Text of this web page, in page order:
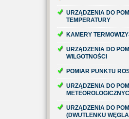
URZĄDZENIA DO
TEMPERATURY
KAMERY
URZĄDZENIA DO
WILGOTNOŚCI
POMIAR PUNKTU
URZĄDZENIA DO
URZĄDZENIA DO
(DWUTLENKU